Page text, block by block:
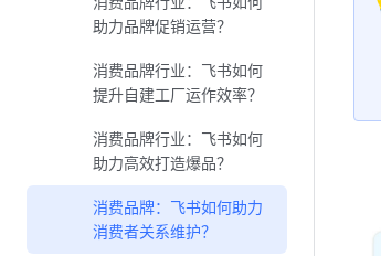
助力品牌促销运营？
消费品牌行业：飞书如何
提升自建工厂运作效率？
消费品牌行业：飞书如何
助力高效打造爆品？
消费品牌：飞书如何助力
消费者关系维护？